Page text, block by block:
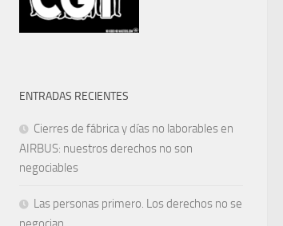
ENTRADAS RECIENTES
Cierres de fábrica y días no laborables en
AIRBUS: nuestros derechos no son
negociables
Las personas primero. Los derechos no se